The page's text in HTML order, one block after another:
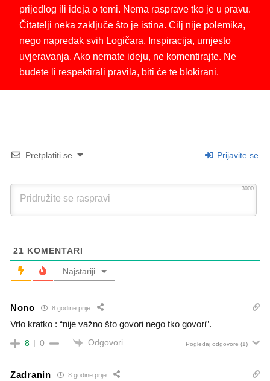
prijedlog ili ideja o temi. Nema rasprave tko je u pravu.
Čitatelji neka zaključe što je istina. Cilj nije polemika,
nego napredak svih Logičara. Inspiracija, umjesto
uvjeravanja. Ako nemate ideju, ne komentirajte. Ne
budete li respektirali pravila, biti će te blokirani.
Pretplatiti se Prijavite se
3000
21 KOMENTARI
Najstariji
Nono 8 godine prije
Vrlo kratko : “nije važno što govori nego tko govori”.
8 0 Odgovori Pogledaj odgovore (1)
Zadranin 8 godine prije